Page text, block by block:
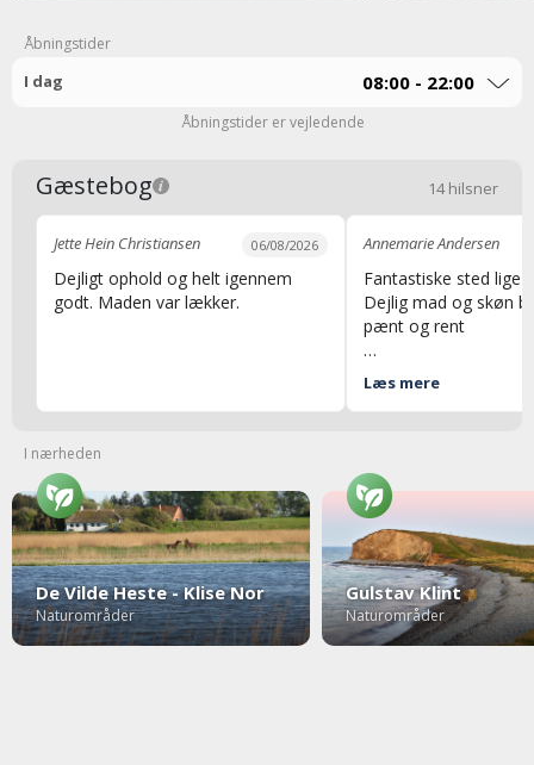
Åbningstider
I dag 08:00 - 22:00
Åbningstider er vejledende
Gæstebog 14 hilsner
Jette Hein Christiansen 06/08/2026
Dejligt ophold og helt igennem
godt. Maden var lækker.
Annemarie Andersen
Fantastiske sted lige
Dejlig mad og skøn
pænt og rent
Mvh Annemarie
Læs mere
I nærheden
De Vilde Heste - Klise Nor
Naturområder
Gulstav Klint
Naturområder